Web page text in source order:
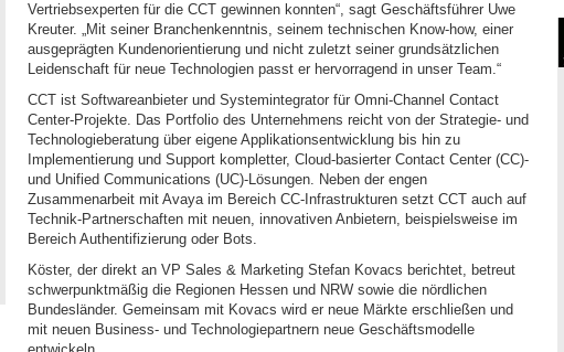
Vertriebsexperten für die CCT gewinnen konnten“, sagt Geschäftsführer Uwe
Kreuter. „Mit seiner Branchenkenntnis, seinem technischen Know-how, einer
ausgeprägten Kundenorientierung und nicht zuletzt seiner grundsätzlichen
Leidenschaft für neue Technologien passt er hervorragend in unser Team.“
CCT ist Softwareanbieter und Systemintegrator für Omni-Channel Contact
Center-Projekte. Das Portfolio des Unternehmens reicht von der Strategie- und
Technologieberatung über eigene Applikationsentwicklung bis hin zu
Implementierung und Support kompletter, Cloud-basierter Contact Center (CC)-
und Unified Communications (UC)-Lösungen. Neben der engen
Zusammenarbeit mit Avaya im Bereich CC-Infrastrukturen setzt CCT auch auf
Technik-Partnerschaften mit neuen, innovativen Anbietern, beispielsweise im
Bereich Authentifizierung oder Bots.
Köster, der direkt an VP Sales & Marketing Stefan Kovacs berichtet, betreut
schwerpunktmäßig die Regionen Hessen und NRW sowie die nördlichen
Bundesländer. Gemeinsam mit Kovacs wird er neue Märkte erschließen und
mit neuen Business- und Technologiepartnern neue Geschäftsmodelle